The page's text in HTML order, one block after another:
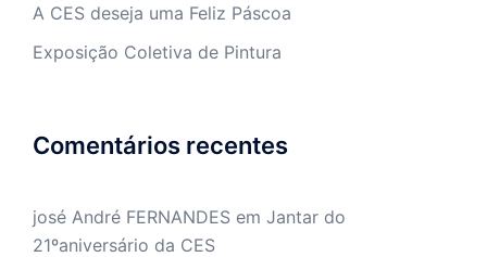
A CES deseja uma Feliz Páscoa
Exposição Coletiva de Pintura
Comentários recentes
josé André FERNANDES em Jantar do
21ºaniversário da CES